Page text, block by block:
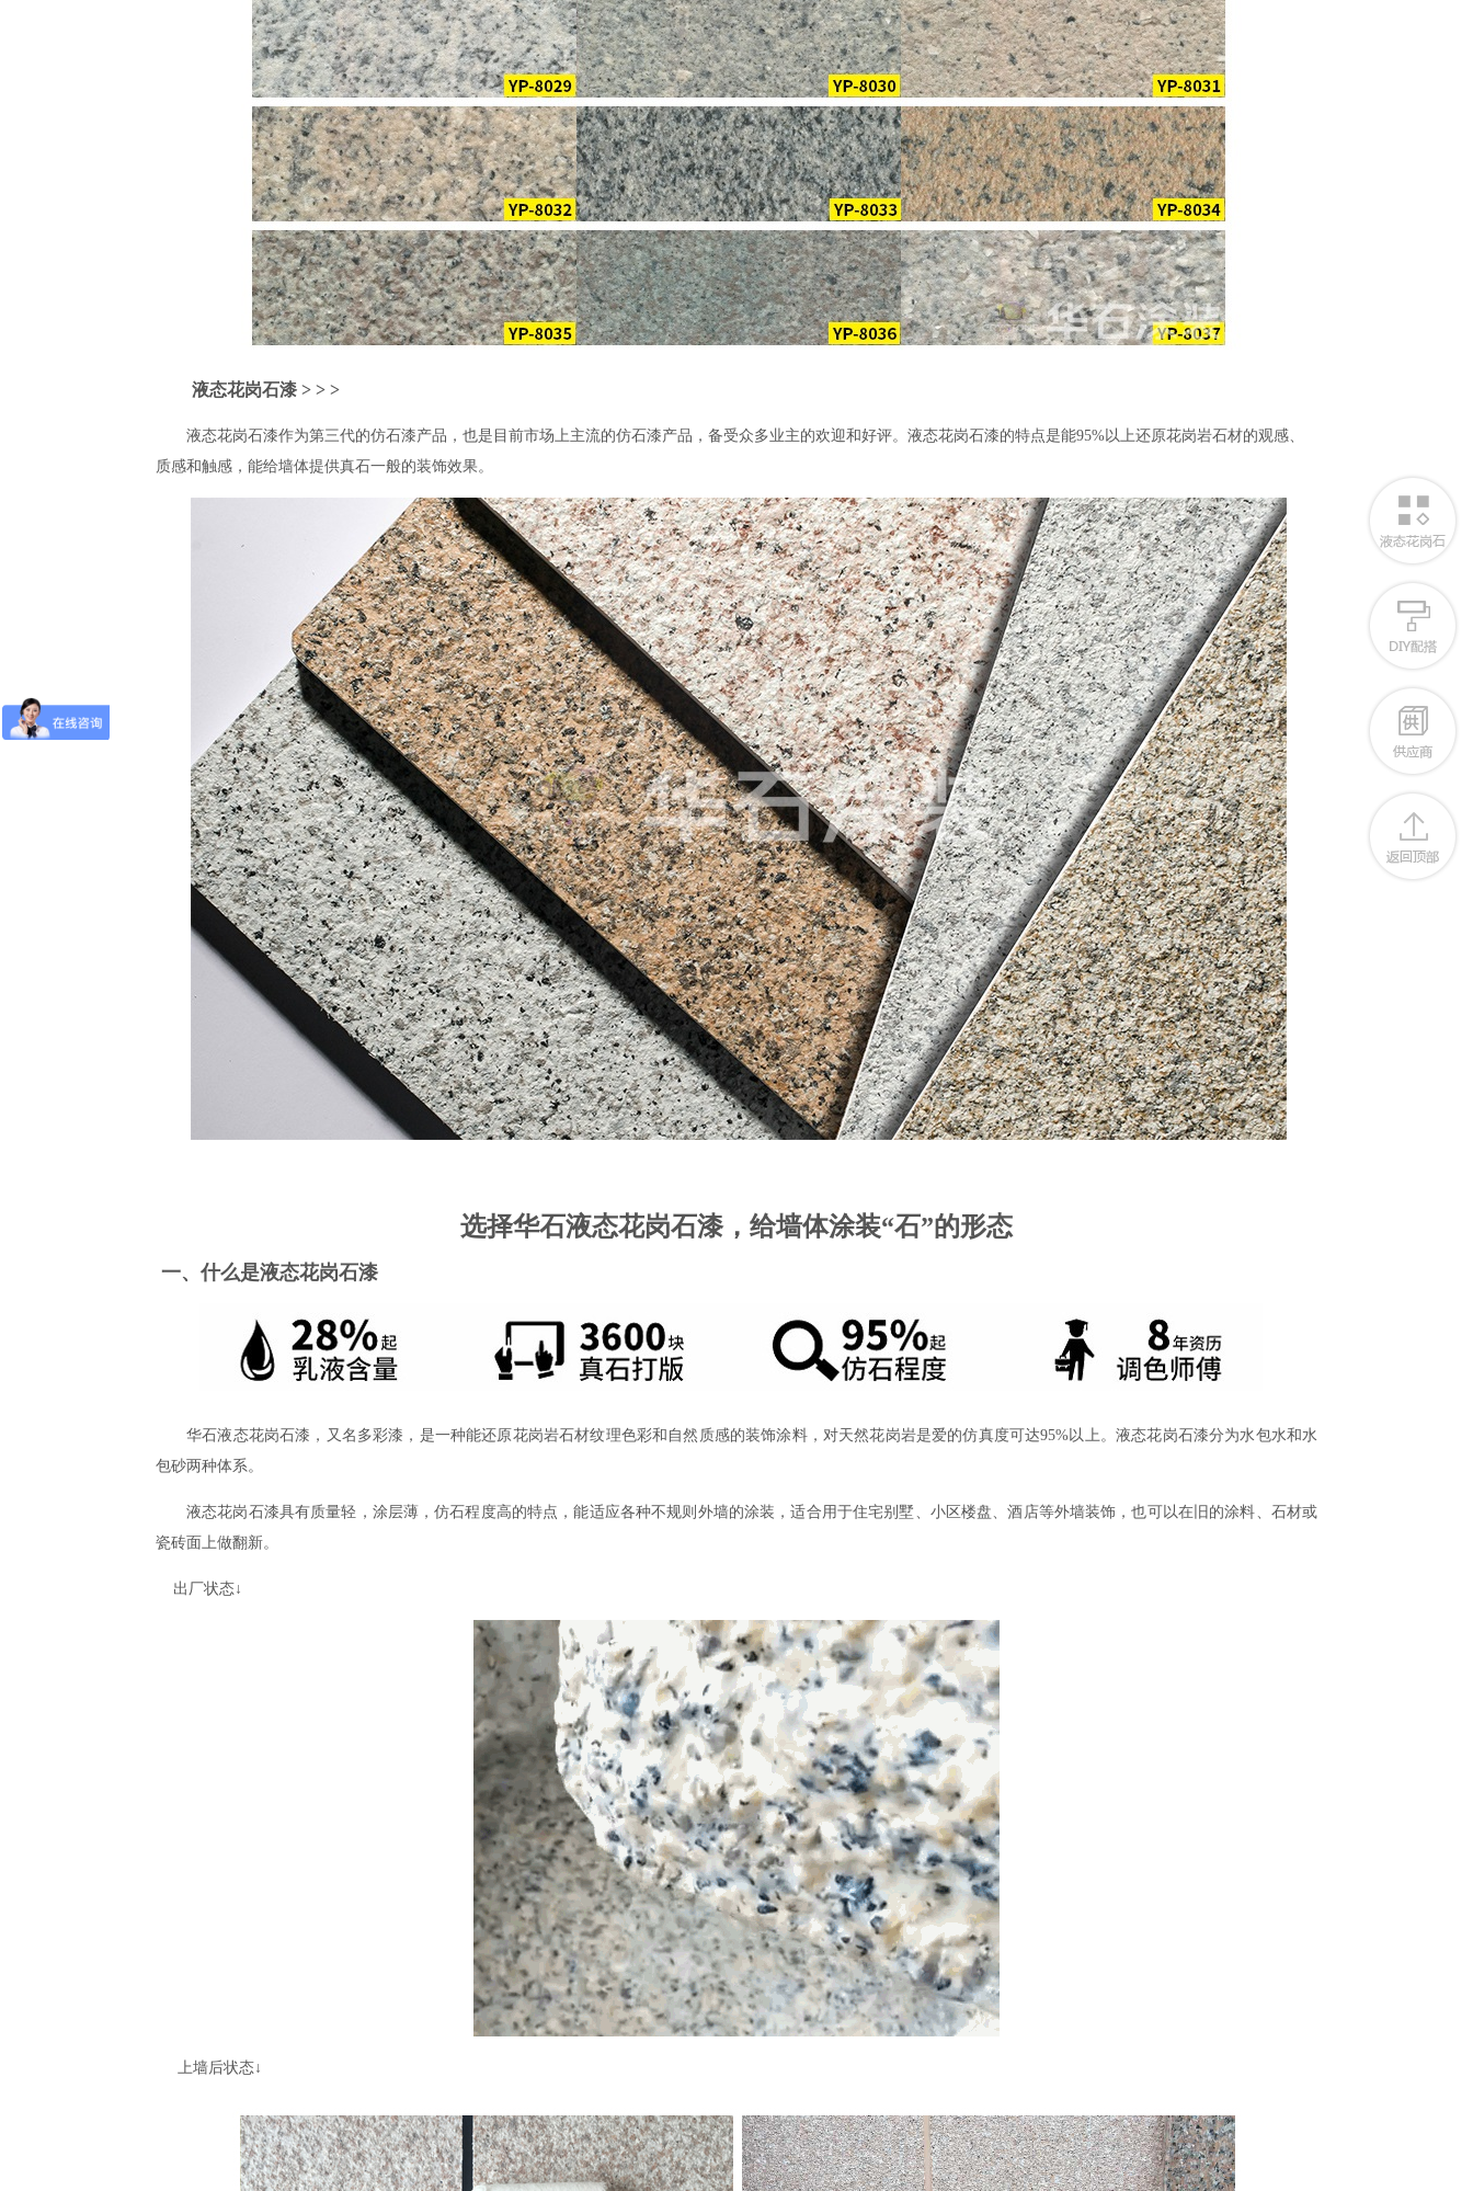
液态花岗石漆 > > >
液态花岗石漆作为第三代的仿石漆产品，也是目前市场上主流的仿石漆产品，备受众多业主的欢迎和好评。液态花岗石漆的特点是能95%以上还原花岗岩石材的观感、
质感和触感，能给墙体提供真石一般的装饰效果。
选择华石液态花岗石漆，给墙体涂装“石”的形态
一、 什么是液态花岗石漆
华石液态花岗石漆， 又名多彩漆， 是一种能还原花岗岩石材纹理色彩和自然质感的装饰涂料，对天然花岗岩是爱的仿真度可达95%以上。液态花岗石漆分为水包水和水
包砂两种体系。
液态花岗石漆具有质量轻，涂层薄，仿石程度高的特点，能适应各种不规则外墙的涂装 ，适合用于住宅别墅、小区楼盘、酒店等外墙装饰，也可以在旧的涂料、石材或
瓷砖面上做翻新。
出厂状态↓
上墙后状态↓